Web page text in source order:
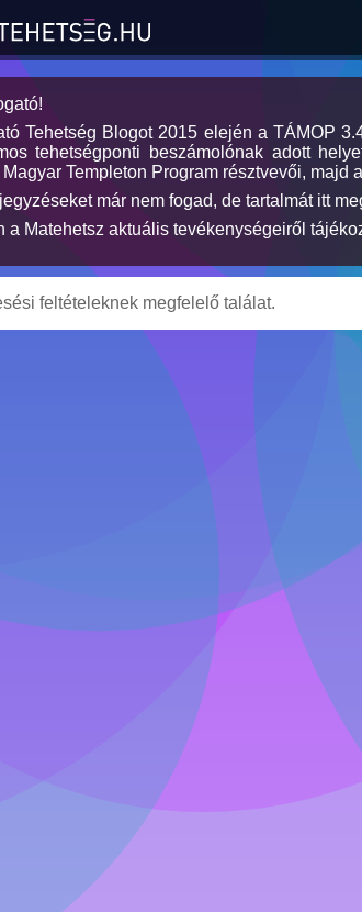
Tehetség Blogot 2015 elején a TÁMOP
tehetségponti beszámolónak adott
Magyar Templeton Program résztvevői,
már nem fogad, de tartalmát itt
a Matehetsz aktuális tevékenységeiről
feltételeknek megfelelő találat.